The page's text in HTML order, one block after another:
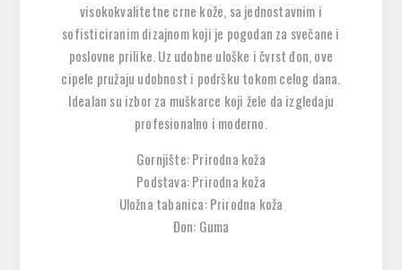
visokokvalitetne crne kože, sa jednostavnim i
sofisticiranim dizajnom koji je pogodan za svečane i
poslovne prilike. Uz udobne uloške i čvrst đon, ove
cipele pružaju udobnost i podršku tokom celog dana.
Idealan su izbor za muškarce koji žele da izgledaju
profesionalno i moderno.
Gornjište: Prirodna koža
Podstava: Prirodna koža
Uložna tabanica: Prirodna koža
Đon: Guma